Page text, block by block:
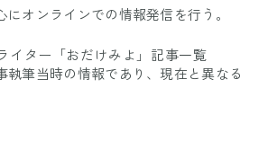
オンラインでの情報発信を行う。
イター「おだけみよ」記事一覧
筆当時の情報であり、現在と異なる